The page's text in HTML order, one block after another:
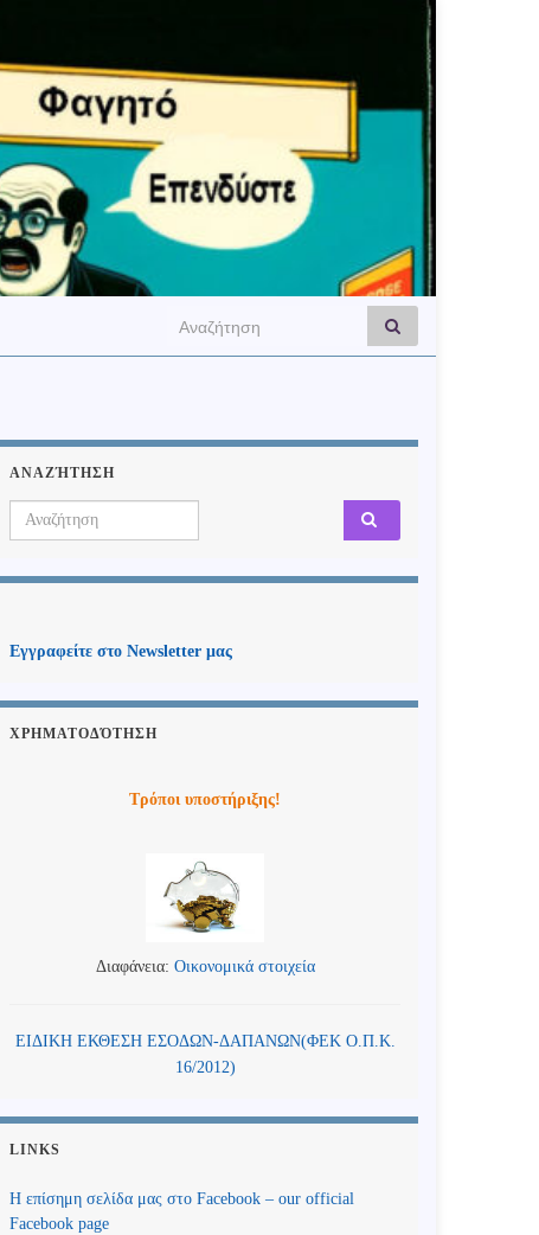
Search for:
ΑΝΑΖΉΤΗΣΗ
Search for:
Εγγραφείτε στο Newsletter μας
ΧΡΗΜΑΤΟΔΌΤΗΣΗ
Τρόποι υποστήριξης!
Διαφάνεια: Οικονομικά στοιχεία
ΕΙΔΙΚΗ ΕΚΘΕΣΗ ΕΣΟΔΩΝ-ΔΑΠΑΝΩΝ(ΦΕΚ Ο.Π.Κ.
16/2012)
LINKS
Η επίσημη σελίδα μας στο Facebook – our official
Facebook page